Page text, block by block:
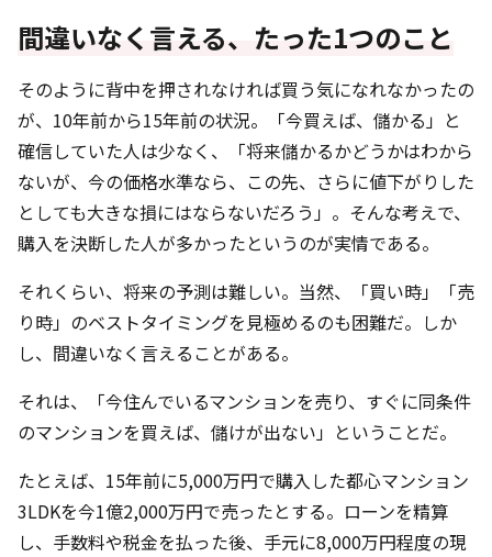
間違いなく言える、たった1つのこと
そのように背中を押されなければ買う気になれなかったの
が、10年前から15年前の状況。「今買えば、儲かる」と
確信していた人は少なく、「将来儲かるかどうかはわから
ないが、今の価格水準なら、この先、さらに値下がりした
としても大きな損にはならないだろう」。そんな考えで、
購入を決断した人が多かったというのが実情である。
それくらい、将来の予測は難しい。当然、「買い時」「売
り時」のベストタイミングを見極めるのも困難だ。しか
し、間違いなく言えることがある。
それは、「今住んでいるマンションを売り、すぐに同条件
のマンションを買えば、儲けが出ない」ということだ。
たとえば、15年前に5,000万円で購入した都心マンション
3LDKを今1億2,000万円で売ったとする。ローンを精算
し、手数料や税金を払った後、手元に8,000万円程度の現